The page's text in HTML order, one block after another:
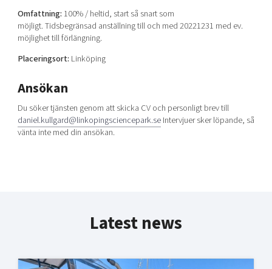
Omfattning: 100% / heltid, start så snart som
möjligt. Tidsbegränsad anställning till och med 20221231 med ev.
möjlighet till förlängning.
Placeringsort: Linköping
Ansökan
Du söker tjänsten genom att skicka CV och personligt brev till
daniel.kullgard@linkopingsciencepark.seIntervjuer sker löpande, så
vänta inte med din ansökan.
Latest news